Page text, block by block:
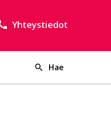
Yhteystiedot
Hae